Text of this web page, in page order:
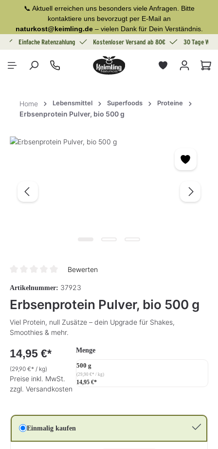
springen
📞 Aktuell erreichen uns besonders viele Anfragen. Bitte
kontaktiere uns bevorzugt per E-Mail an
naturkost@keimling.de– vielen Dank für Dein Verständnis.
Einfache Ratenzahlung Kostenloser Versand ab 80€ 30 Tage
Home Lebensmittel Superfoods Proteine
Erbsenprotein Pulver, bio 500 g
Bildergalerie überspringen
Bewerten
Artikelnummer: 37923
Erbsenprotein Pulver, bio 500 g
Viel Protein, null Zusätze – dein Upgrade für Shakes,
Smoothies & mehr.
14,95 €*
(29,90 €* / kg)
Preise inkl. MwSt.
zzgl. Versandkosten
Mengeauswählen
500 g
(29,90 €* / kg)
14,95 €*
Einmalig kaufen